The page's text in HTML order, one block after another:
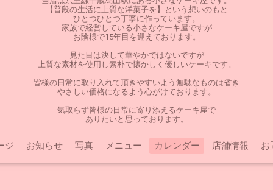
【普段の生活に上質な洋菓子を】という想いのもと
ひとつひとつ丁寧に作っています。
家族で経営している小さなケーキ屋ですが
お陰様で15年目を迎えております。
見た目は決して華やかではないですが
上質な素材を使用し素朴で懐かしく優しいケーキです。
皆様の日常に取り入れて頂きやすいよう無駄なものは省き
やさしい価格になるよう心がけております。
気取らず皆様の日常に寄り添えるケーキ屋で
ありたいと思っております。
ジ お知らせ 写真 メニュー カレンダー 店舗情報 お